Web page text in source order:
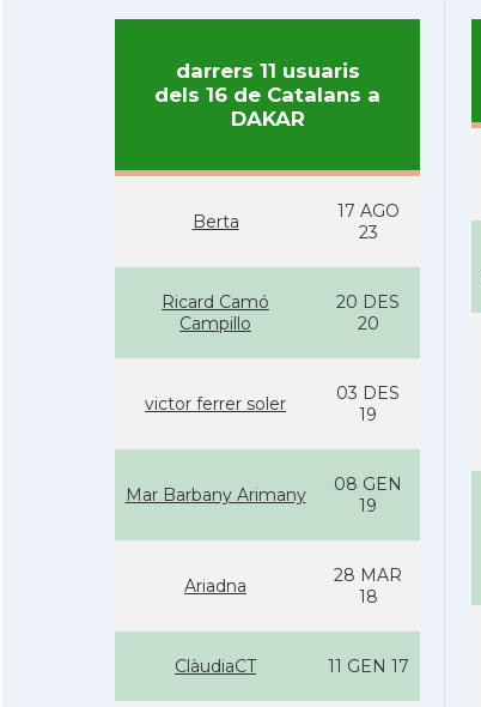
darrers 11 usuaris
dels 16 de Catalans a
DAKAR
Berta
17 AGO
23
Ricard Camó
Campillo
20 DES
20
victor ferrer soler
03 DES
19
Mar Barbany Arimany
08 GEN
19
Ariadna
28 MAR
18
ClàudiaCT 11 GEN 17